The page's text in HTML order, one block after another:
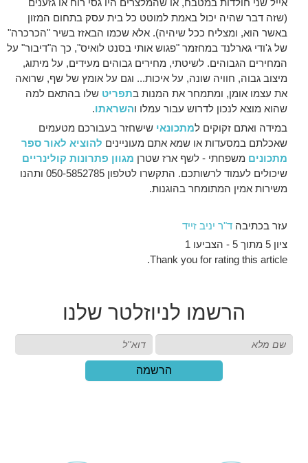
אייל שני חולדות במטבח, או שהמלצרים היו גסי רוח או גזענים
(שזה דבר שהיה יכול באמת למוטט כל בית עסק בתחום המזון
באשר הוא, ומצליח ככל שיהיה). אלא שכמו הבאזז בשיר "הכרכרה"
של ג'ודי גארלנד במחזמר "פגוש אותי בסנט לואיס", כך ה"דיבור" על
המחירים הגבוהים. לשיטתי, מחירים גבוהים מעידים, על מיתוג,
מיצוב גבוה, חוויה שונה, על איכות... וגם על אומץ של שף, שרואה
את עצמו אומן, ומתמחר את המנות בתפריט שלו בהתאם למה
שהוא מוצא לנכון לדרוש עבור עמלו והשראתו.
במידה ואתם זקוקים למתכונאי שישחזר בעבורכם מטעמים
שאכלתם במסעדות או שמא אתם מעוניינים להוציא לאור ספר
מתכונים משפחתי - לשף ארז שטרן מגוון פתרונות קולינריים
שיכולים לעמוד לרשותכם. התקשרו לטלפון 050-5852785 ותהנו
משירות אמין המתומחר בהוגנות.
עזר בכתיבה ד"ר יניב זייד
ציון 5 מתוך 5 - הצביעו 1
Thank you for rating this article.
הרשמו לניוזלטר שלנו
הרשמה